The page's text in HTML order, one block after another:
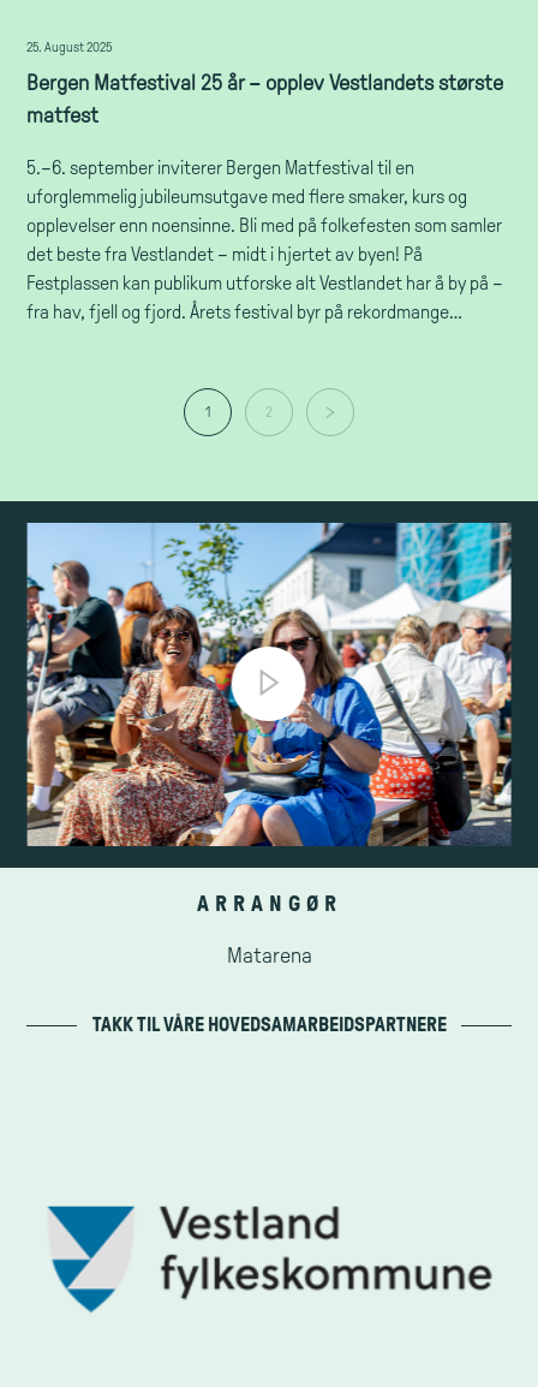
25. August 2025
Bergen Matfestival 25 år – opplev Vestlandets største
matfest
5.–6. september inviterer Bergen Matfestival til en
uforglemmelig jubileumsutgave med flere smaker, kurs og
opplevelser enn noensinne. Bli med på folkefesten som samler
det beste fra Vestlandet – midt i hjertet av byen! På
Festplassen kan publikum utforske alt Vestlandet har å by på –
fra hav, fjell og fjord. Årets festival byr på rekordmange…
1 2
Previous
ARRANGØR
Matarena
TAKK TIL VÅRE HOVEDSAMARBEIDSPARTNERE